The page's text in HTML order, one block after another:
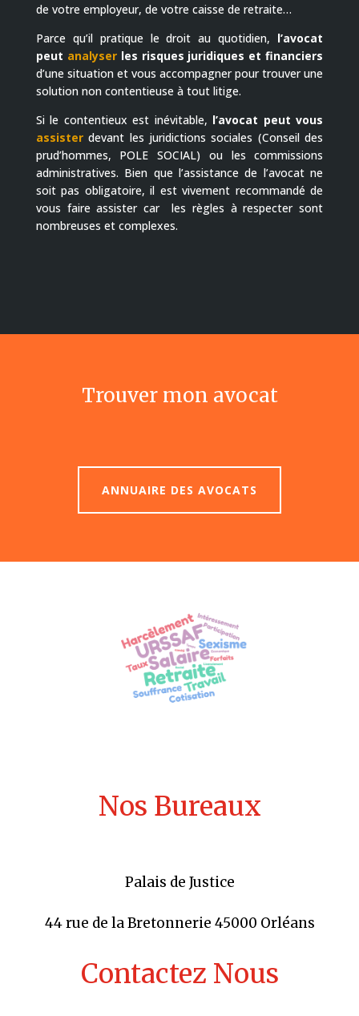
de votre employeur, de votre caisse de retraite…
Parce qu’il pratique le droit au quotidien, l’avocat
peut analyserles risques juridiques et financiers
d’une situation et vous accompagner pour trouver une
solution non contentieuse à tout litige.
Si le contentieux est inévitable, l’avocat peut vous
assisterdevant les juridictions sociales (Conseil des
prud’hommes, POLE SOCIAL) ou les commissions
administratives. Bien que l’assistance de l’avocat ne
soit pas obligatoire, il est vivement recommandé de
vous faire assister car les règles à respecter sont
nombreuses et complexes.
Trouver mon avocat
ANNUAIRE DES AVOCATS
Nos Bureaux
Palais de Justice
44 rue de la Bretonnerie 45000 Orléans
Contactez Nous